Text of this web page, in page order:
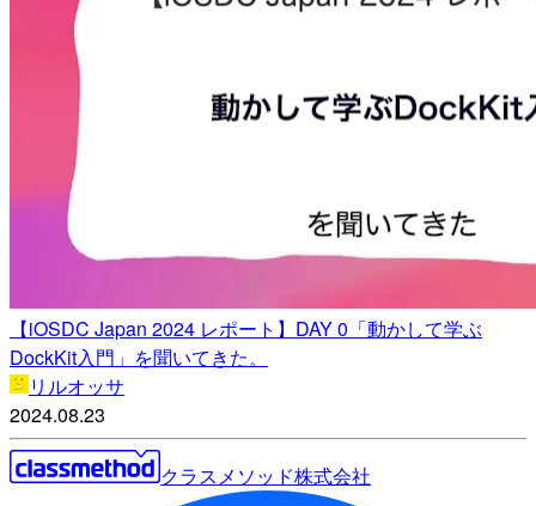
【iOSDC Japan 2024 レポート】DAY 0「動かして学ぶ
DockKit入門」を聞いてきた。
リルオッサ
2024.08.23
クラスメソッド株式会社